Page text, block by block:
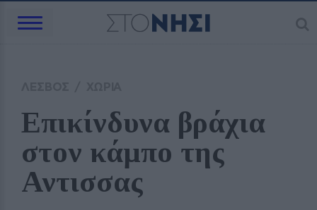
Επικίνδυνα βράχια
στον κάμπο της
Αντισσας